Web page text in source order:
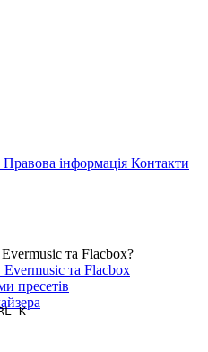
Правова інформація Контакти
K
та Flacbox?
Evermusic та Flacbox
пресетів